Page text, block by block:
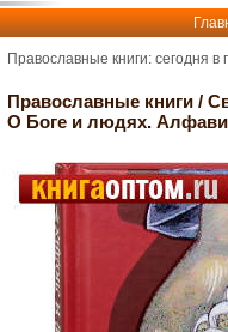
Православные книги: сегодня
Православные книги /
О Боге и людях.